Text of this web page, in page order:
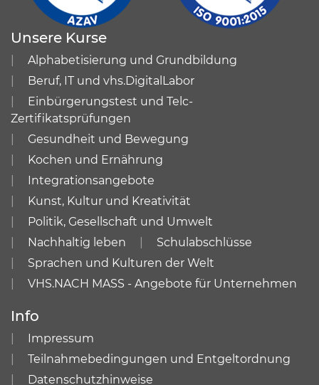
Unsere Kurse
Alphabetisierung und Grundbildung
Beruf, IT und vhs.DigitalLabor
Einbürgerungstest und Telc-
Zertifikatsprüfungen
Gesundheit und Bewegung
Kochen und Ernährung
Integrationsangebote
Kunst, Kultur und Kreativität
Politik, Gesellschaft und Umwelt
Nachhaltig leben
Schulabschlüsse
Sprachen und Kulturen der Welt
VHS.NACH MASS - Angebote für Unternehmen
Info
Impressum
Teilnahmebedingungen und Entgeltordnung
Datenschutzhinweise